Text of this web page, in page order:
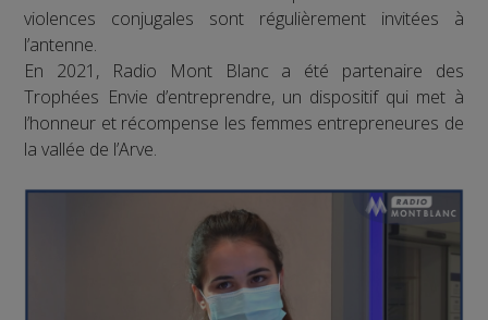
violences conjugales sont régulièrement invitées à
l’antenne.
En 2021, Radio Mont Blanc a été partenaire des
Trophées Envie d’entreprendre, un dispositif qui met à
l’honneur et récompense les femmes entrepreneures de
la vallée de l’Arve.